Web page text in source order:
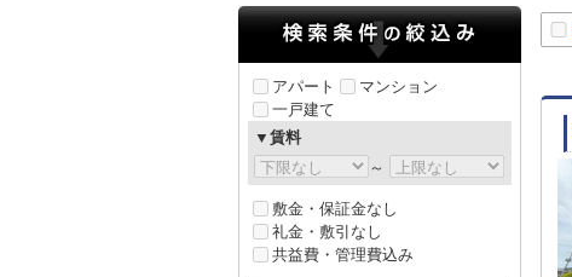
アパート
マンション
一戸建て
▼賃料
～
敷金・保証金なし
礼金・敷引なし
共益費・管理費込み